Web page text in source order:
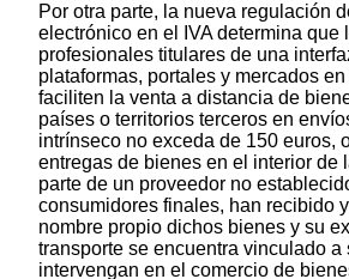
Por otra parte, la nueva regulación
electrónico en el IVA determina que
profesionales titulares de una
plataformas, portales y mercados
faciliten la venta a distancia de
países o territorios terceros en
intrínseco no exceda de 150 euros,
entregas de bienes en el interior de
parte de un proveedor no
consumidores finales, han recibido
nombre propio dichos bienes y su
transporte se encuentra vinculado a
intervengan en el comercio de